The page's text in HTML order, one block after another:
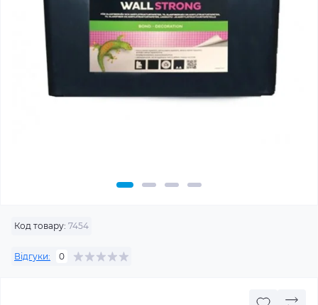
Код товару: 7454
Відгуки: 0